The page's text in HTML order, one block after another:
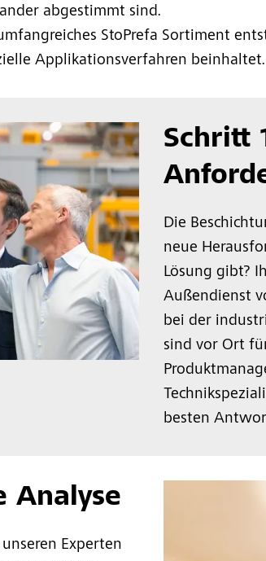
abgestimmt sind.
StoPrefa Sortiment
Applikationsverfahren beinhaltet.
Schritt
Die
neue
Lösung gibt?
Außendienst
bei der
sind vor Ort
besten
Analyse
Experten